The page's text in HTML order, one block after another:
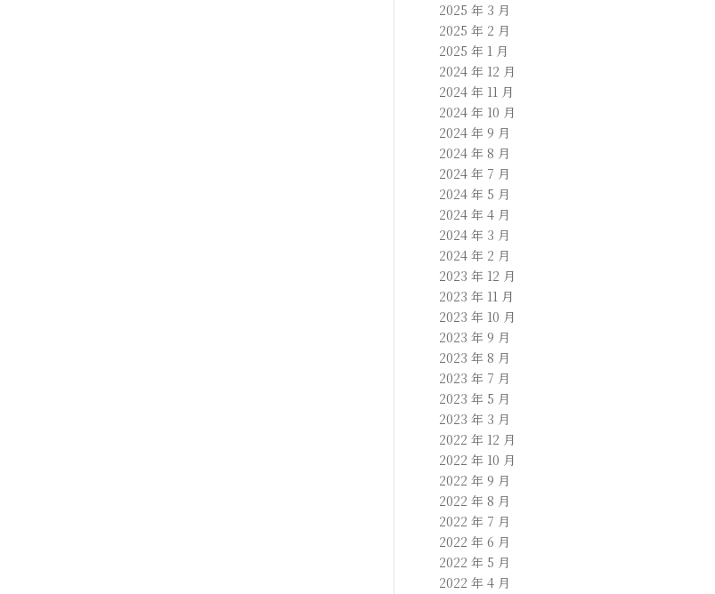
2025 年 3 月
2025 年 2 月
2025 年 1 月
2024 年 12 月
2024 年 11 月
2024 年 10 月
2024 年 9 月
2024 年 8 月
2024 年 7 月
2024 年 5 月
2024 年 4 月
2024 年 3 月
2024 年 2 月
2023 年 12 月
2023 年 11 月
2023 年 10 月
2023 年 9 月
2023 年 8 月
2023 年 7 月
2023 年 5 月
2023 年 3 月
2022 年 12 月
2022 年 10 月
2022 年 9 月
2022 年 8 月
2022 年 7 月
2022 年 6 月
2022 年 5 月
2022 年 4 月